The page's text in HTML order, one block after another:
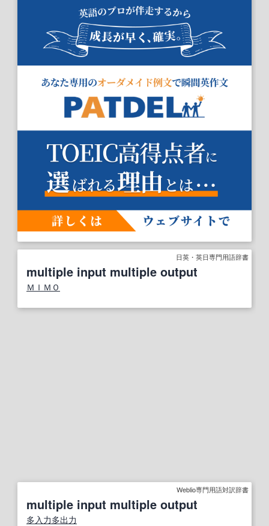
日英・英日専門用語辞書
multiple input multiple output
ＭＩＭＯ
Weblio専門用語対訳辞書
multiple input multiple output
多入力多出力